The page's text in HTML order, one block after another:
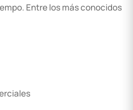
Entre los más conocidos